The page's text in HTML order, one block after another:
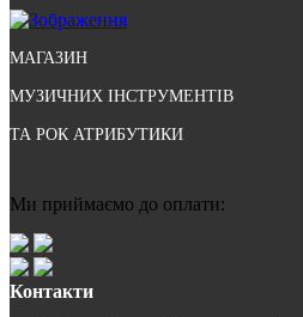
МАГАЗИН
МУЗИЧНИХ ІНСТРУМЕНТІВ
ТА РОК АТРИБУТИКИ
Ми приймаємо до оплати:
Контакти